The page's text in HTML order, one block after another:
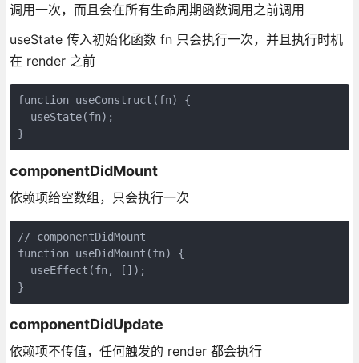
调用一次，而且会在所有生命周期函数调用之前调用
useState 传入初始化函数 fn 只会执行一次，并且执行时机
在 render 之前
function useConstruct(fn) {
  useState(fn);
}
componentDidMount
依赖项给空数组，只会执行一次
// componentDidMount
function useDidMount(fn) {
  useEffect(fn, []);
}
componentDidUpdate
依赖项不传值，任何触发的 render 都会执行